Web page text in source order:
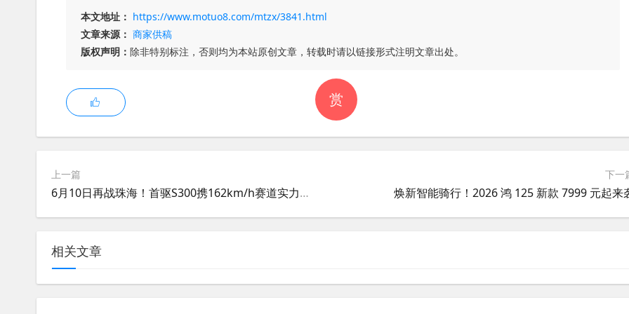
本文地址： https://www.motuo8.com/mtzx/3841.html
文章来源： 商家供稿
版权声明： 除非特别标注，否则均为本站原创文章，转载时请以链接形式注明文章出处。
赏
上一篇
6月10日再战珠海！首驱S300携162km/h赛道实力，冲击量产电摩圈速新高度
下一
焕新智能骑行！2026 鸿 125 新款 7999 元起来
相关文章